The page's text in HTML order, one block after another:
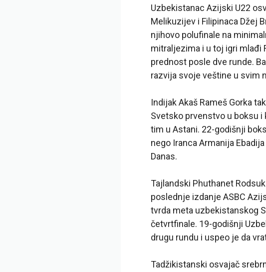
Uzbekistanac Azijski U22
Melikuzijev i Filipinaca Džej
njihovo polufinale na
mitraljezima i u toj igri mlađi
prednost posle dve runde.
razvija svoje veštine u svim
Indijak Akaš Rameš Gorka
Svetsko prvenstvo u boksu i
tim u Astani. 22-godišnji
nego Iranca Armanija
Danas.
Tajlandski Phuthanet
poslednje izdanje ASBC
tvrda meta uzbekistanskog
četvrtfinale. 19-godišnji
drugu rundu i uspeo je da
Tadžikistanski osvajač